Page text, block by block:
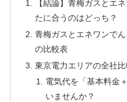
【結論】青梅ガスとエ
たに合うのはどっち？
青梅ガスとエネワンで
の比較表
東京電力エリアの全社
電気代を「基本料金
いませんか？